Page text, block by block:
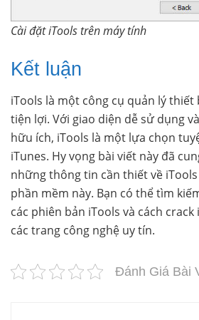
Cài đặt iTools trên máy tính
Kết luận
iTools là một công cụ quản lý thiết
tiện lợi. Với giao diện dễ sử dụng
hữu ích, iTools là một lựa chọn
iTunes. Hy vọng bài viết này đã
những thông tin cần thiết về
phần mềm này. Bạn có thể tìm
các phiên bản iTools và cách
các trang công nghệ uy tín.
Đánh Giá Bài